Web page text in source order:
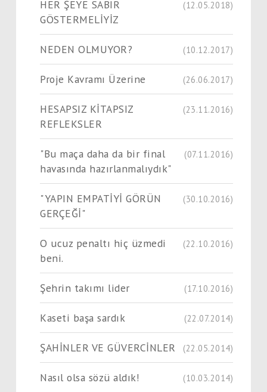
HER ŞEYE SABIR
GÖSTERMELİYİZ
(12.05.2018)
NEDEN OLMUYOR? (10.12.2017)
Proje Kavramı Üzerine (26.06.2017)
HESAPSIZ KİTAPSIZ
REFLEKSLER
(23.11.2016)
"Bu maça daha da bir final
havasında hazırlanmalıydık"
(07.11.2016)
"YAPIN EMPATİYİ GÖRÜN
GERÇEĞİ"
(30.10.2016)
O ucuz penaltı hiç üzmedi
beni.
(22.10.2016)
Şehrin takımı lider (17.10.2016)
Kaseti başa sardık (22.07.2014)
ŞAHİNLER VE GÜVERCİNLER (22.05.2014)
Nasıl olsa sözü aldık! (10.03.2014)